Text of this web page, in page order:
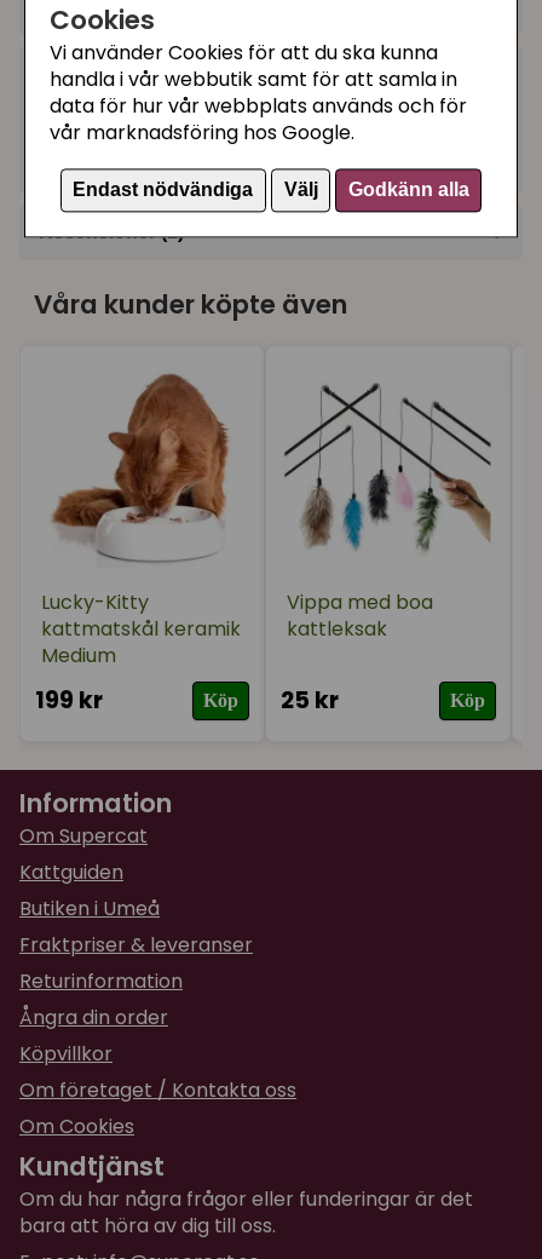
Cookies
Vi använder Cookies för att du ska kunna
handla i vår webbutik samt för att samla in
data för hur vår webbplats används och för
vår marknadsföring hos Google.
Endast nödvändiga Välj Godkänn alla
Kategorier:
Katt spade, kolfilter och bajspåsar
Recensioner (1) +
Erika
för 2 år sedan
Våra kunder köpte även
Lucky-Kitty
kattmatskål keramik
Medium
199 kr Köp
Vippa med boa
kattleksak
25 kr Köp
Information
Om Supercat
Kattguiden
Butiken i Umeå
Fraktpriser & leveranser
Returinformation
Ångra din order
Köpvillkor
Om företaget / Kontakta oss
Om Cookies
Kundtjänst
Om du har några frågor eller funderingar är det
bara att höra av dig till oss.